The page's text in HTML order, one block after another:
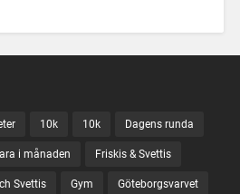
10k 10k Dagens runda
i månaden Friskis & Svettis
Svettis Gym Göteborgsvarvet